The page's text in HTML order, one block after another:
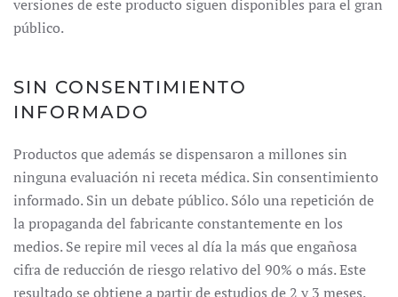
versiones de este producto siguen disponibles para el gran
público.
SIN CONSENTIMIENTO
INFORMADO
Productos que además se dispensaron a millones sin
ninguna evaluación ni receta médica. Sin consentimiento
informado. Sin un debate público. Sólo una repetición de
la propaganda del fabricante constantemente en los
medios. Se repire mil veces al día la más que engañosa
cifra de reducción de riesgo relativo del 90% o más. Este
resultado se obtiene a partir de estudios de 2 y 3 meses.